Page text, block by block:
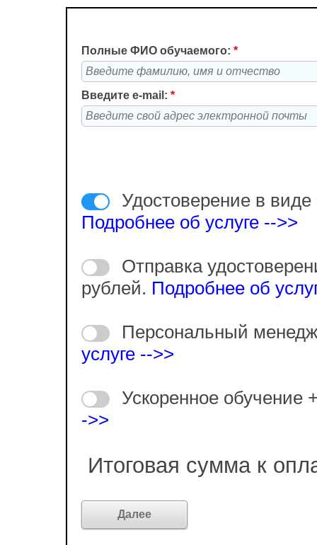
Полные ФИО обучаемого: *
Введите e-mail: *
Удостоверение в виде
Подробнее об услуге -->>
Отправка
рублей. Подробнее об
Персональный
услуге -->>
Ускоренное обучение
->>
Итоговая сумма к